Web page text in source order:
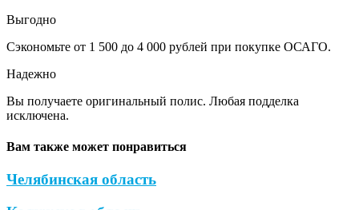
Выгодно
Сэкономьте от 1 500 до 4 000 рублей при покупке ОСАГО.
Надежно
Вы получаете оригинальный полис. Любая подделка
исключена.
Вам также может понравиться
Челябинская область